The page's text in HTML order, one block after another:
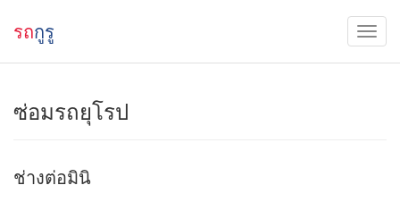
รถกูรู
ซ่อมรถยุโรป
ช่างต่อมินิ